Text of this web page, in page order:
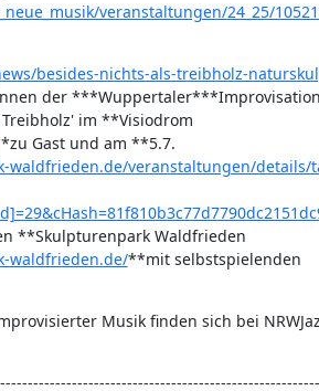
veranstaltungen/24_25/
besides-nichts-als-treibholz-
der
veranstaltungen/details/
waldfrieden.de/**mit selbstspielenden